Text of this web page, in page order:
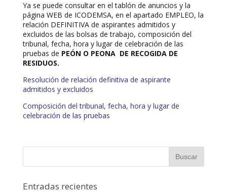
Ya se puede consultar en el tablón de anuncios y la
página WEB de ICODEMSA, en el apartado EMPLEO, la
relación DEFINITIVA de aspirantes admitidos y
excluidos de las bolsas de trabajo, composición del
tribunal, fecha, hora y lugar de celebración de las
pruebas de PEÓN O PEONA DE RECOGIDA DE
RESIDUOS.
Resolución de relación definitiva de aspirante
admitidos y excluidos
Composición del tribunal, fecha, hora y lugar de
celebración de las pruebas
Entradas recientes